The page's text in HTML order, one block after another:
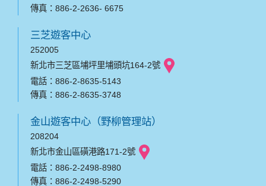
傳真：886-2-2636- 6675
三芝遊客中心
252005
新北市三芝區埔坪里埔頭坑164-2號
電話：886-2-8635-5143
傳真：886-2-8635-3748
金山遊客中心（野柳管理站）
208204
新北市金山區磺港路171-2號
電話：886-2-2498-8980
傳真：886-2-2498-5290